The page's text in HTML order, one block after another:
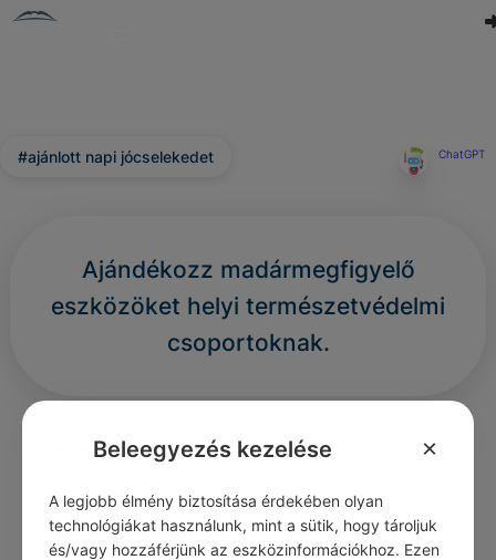
#ajánlott napi jócselekedet ChatGPT
Ajándékozz madármegfigyelő
eszközöket helyi természetvédelmi
csoportoknak.
Beleegyezés kezelése ×
A legjobb élmény biztosítása érdekében olyan
technológiákat használunk, mint a sütik, hogy tároljuk
és/vagy hozzáférjünk az eszközinformációkhoz. Ezen